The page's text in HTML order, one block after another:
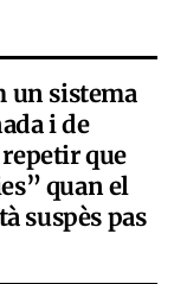
un sistema
i de
que
quan el
suspès pas